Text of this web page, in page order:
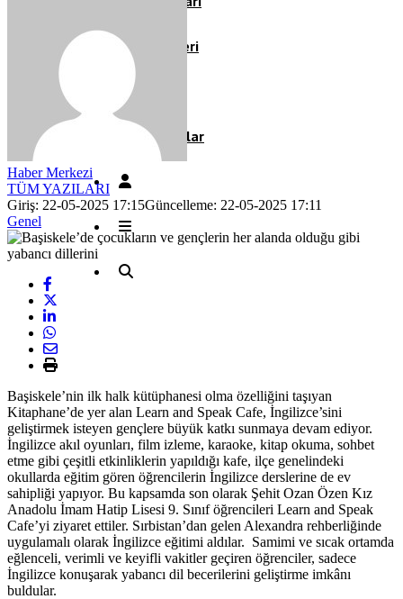
Video Galeri
Röportaj
Resmi İlanlar
Haber Merkezi
TÜM YAZILARI
Giriş: 22-05-2025 17:15Güncelleme: 22-05-2025 17:11
Genel
Başiskele’nin ilk halk kütüphanesi olma özelliğini taşıyan
Kitaphane’de yer alan Learn and Speak Cafe, İngilizce’sini
geliştirmek isteyen gençlere büyük katkı sunmaya devam ediyor.
İngilizce akıl oyunları, film izleme, karaoke, kitap okuma, sohbet
etme gibi çeşitli etkinliklerin yapıldığı kafe, ilçe genelindeki
okullarda eğitim gören öğrencilerin İngilizce derslerine de ev
sahipliği yapıyor. Bu kapsamda son olarak Şehit Ozan Özen Kız
Anadolu İmam Hatip Lisesi 9. Sınıf öğrencileri Learn and Speak
Cafe’yi ziyaret ettiler. Sırbistan’dan gelen Alexandra rehberliğinde
uygulamalı olarak İngilizce eğitimi aldılar. Samimi ve sıcak ortamda
eğlenceli, verimli ve keyifli vakitler geçiren öğrenciler, sadece
İngilizce konuşarak yabancı dil becerilerini geliştirme imkânı
buldular.